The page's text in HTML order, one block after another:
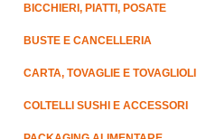
BICCHIERI, PIATTI, POSATE
BUSTE E CANCELLERIA
CARTA, TOVAGLIE E TOVAGLIOLI
COLTELLI SUSHI E ACCESSORI